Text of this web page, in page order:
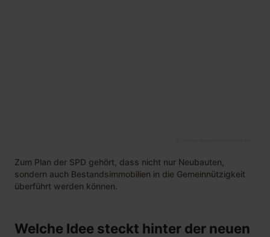
Zum Plan der SPD gehört, dass nicht nur Neubauten,
sondern auch Bestandsimmobilien in die Gemeinnützigkeit
überführt werden können.
Welche Idee steckt hinter der neuen